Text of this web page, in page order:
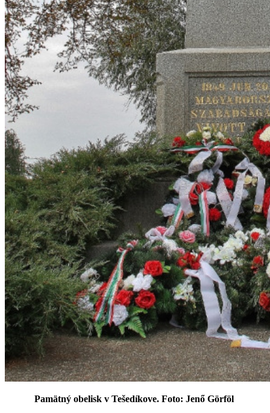
Pamätný obelisk v Tešedíkove. Foto: Jenő Görföl